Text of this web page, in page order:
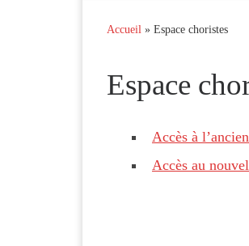
Accueil » Espace choristes
Espace
Accès à
Accès au